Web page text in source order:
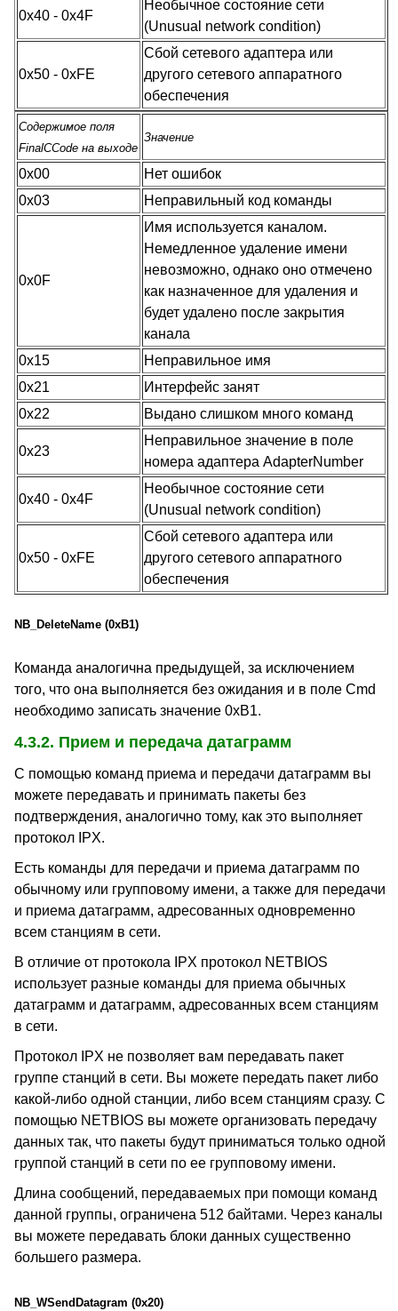
0x40 - 0x4F
Необычное состояние сети
(Unusual network condition)
0x50 - 0xFE
Сбой сетевого адаптера или
другого сетевого аппаратного
обеспечения
Содержимое поля
FinalCCode на выходе
Значение
0x00
Нет ошибок
0x03
Неправильный код команды
0x0F
Имя используется каналом.
Немедленное удаление имени
невозможно, однако оно отмечено
как назначенное для удаления и
будет удалено после закрытия
канала
0x15
Неправильное имя
0x21
Интерфейс занят
0x22
Выдано слишком много команд
0x23
Неправильное значение в поле
номера адаптера AdapterNumber
0x40 - 0x4F
Необычное состояние сети
(Unusual network condition)
0x50 - 0xFE
Сбой сетевого адаптера или
другого сетевого аппаратного
обеспечения
NB_DeleteName (0xB1)
Команда аналогична предыдущей, за исключением
того, что она выполняется без ожидания и в поле Cmd
необходимо записать значение 0xB1.
4.3.2. Прием и передача датаграмм
С помощью команд приема и передачи датаграмм вы
можете передавать и принимать пакеты без
подтверждения, аналогично тому, как это выполняет
протокол IPX.
Есть команды для передачи и приема датаграмм по
обычному или групповому имени, а также для передачи
и приема датаграмм, адресованных одновременно
всем станциям в сети.
В отличие от протокола IPX протокол NETBIOS
использует разные команды для приема обычных
датаграмм и датаграмм, адресованных всем станциям
в сети.
Протокол IPX не позволяет вам передавать пакет
группе станций в сети. Вы можете передать пакет либо
какой-либо одной станции, либо всем станциям сразу. С
помощью NETBIOS вы можете организовать передачу
данных так, что пакеты будут приниматься только одной
группой станций в сети по ее групповому имени.
Длина сообщений, передаваемых при помощи команд
данной группы, ограничена 512 байтами. Через каналы
вы можете передавать блоки данных существенно
большего размера.
NB_WSendDatagram (0x20)